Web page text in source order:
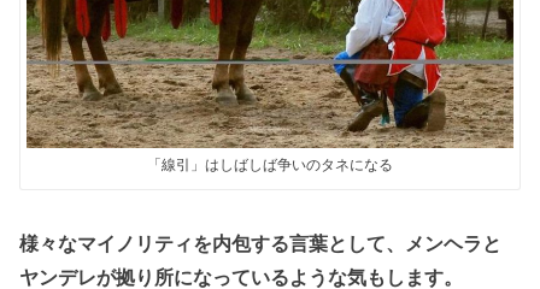
「線引」はしばしば争いのタネになる
様々なマイノリティを内包する言葉として、メンヘラと
ヤンデレが拠り所になっているような気もします。